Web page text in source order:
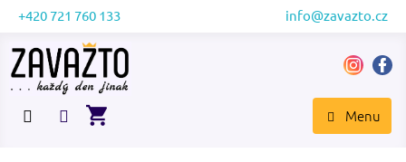
Přejít
obsah
+420 721 760 133 info@zavazto.cz
NÁKUPNÍ